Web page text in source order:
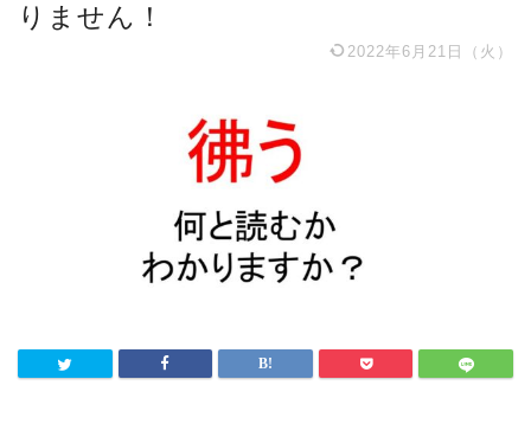
りません！
2022年6月21日（火）